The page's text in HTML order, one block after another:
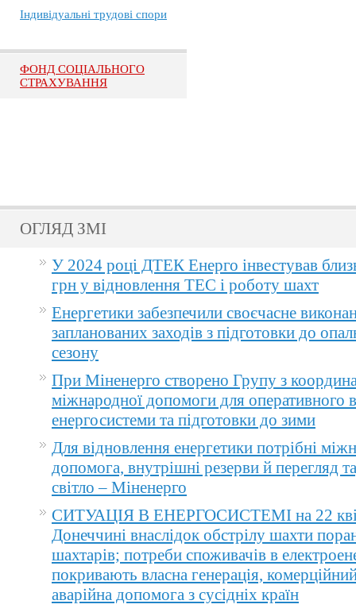
Індивідуальні трудові спори
ФОНД СОЦІАЛЬНОГО
СТРАХУВАННЯ
ОГЛЯД ЗМІ
У 2024 році ДТЕК Енерго інвестував
грн у відновлення ТЕС і роботу шахт
Енергетики забезпечили своєчасне
запланованих заходів з підготовки до
сезону
При Міненерго створено Групу з
міжнародної допомоги для оперативного
енергосистеми та підготовки до зими
Для відновлення енергетики потрібні
допомога, внутрішні резерви й перегляд
світло – Міненерго
СИТУАЦІЯ В ЕНЕРГОСИСТЕМІ на 22
Донеччині внаслідок обстрілу шахти
шахтарів; потреби споживачів в
покривають власна генерація,
аварійна допомога з сусідніх країн